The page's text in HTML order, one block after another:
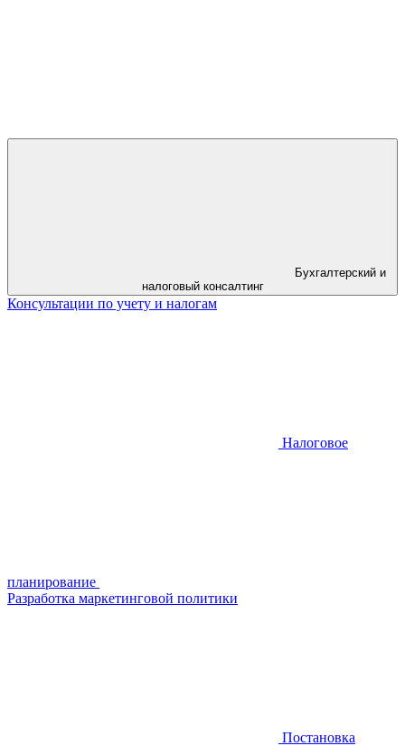
налоговый консалтинг
Консультации по учету и налогам
Налоговое
планирование
Разработка маркетинговой политики
Постановка